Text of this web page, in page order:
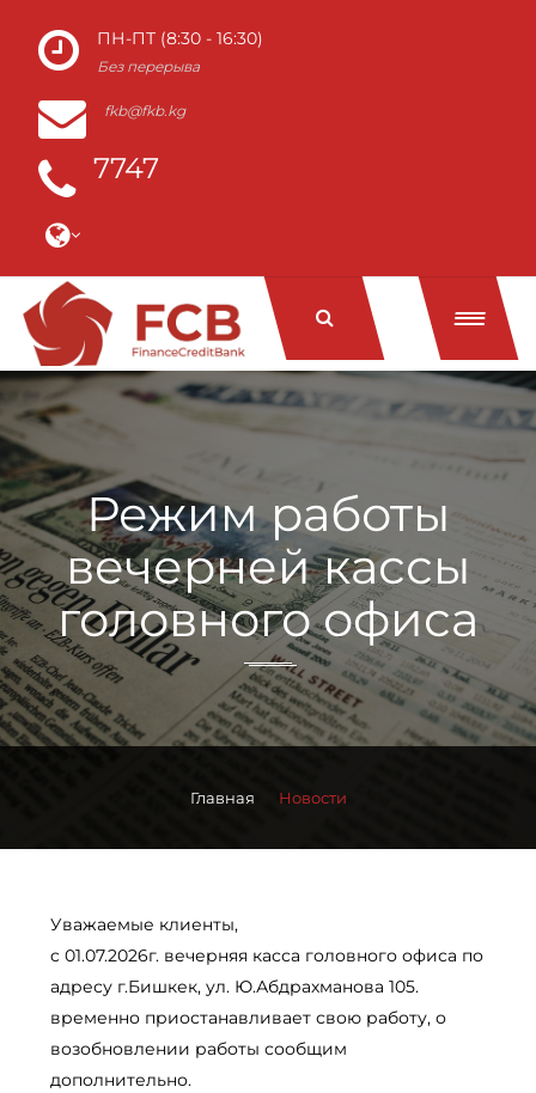
ПН-ПТ (8:30 - 16:30)
Без перерыва
fkb@fkb.kg
7747
Режим работы
вечерней кассы
головного офиса
Главная Новости
Уважаемые клиенты,
c 01.07.2026г. вечерняя касса головного офиса по
адресу г.Бишкек, ул. Ю.Абдрахманова 105.
временно приостанавливает свою работу, о
возобновлении работы сообщим
дополнительно.